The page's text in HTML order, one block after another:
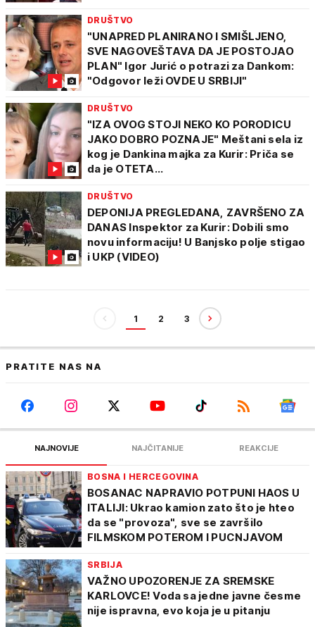
DRUŠTVO
"UNAPRED PLANIRANO I SMIŠLJENO,
SVE NAGOVEŠTAVA DA JE POSTOJAO
PLAN" Igor Jurić o potrazi za Dankom:
"Odgovor leži OVDE U SRBIJI"
DRUŠTVO
"IZA OVOG STOJI NEKO KO PORODICU
JAKO DOBRO POZNAJE" Meštani sela iz
kog je Dankina majka za Kurir: Priča se
da je OTETA...
DRUŠTVO
DEPONIJA PREGLEDANA, ZAVRŠENO ZA
DANAS Inspektor za Kurir: Dobili smo
novu informaciju! U Banjsko polje stigao
i UKP (VIDEO)
1 2 3
PRATITE NAS NA
NAJNOVIJE NAJČITANIJE REAKCIJE
BOSNA I HERCEGOVINA
BOSANAC NAPRAVIO POTPUNI HAOS U
ITALIJI: Ukrao kamion zato što je hteo
da se "provoza", sve se završilo
FILMSKOM POTEROM I PUCNJAVOM
SRBIJA
VAŽNO UPOZORENJE ZA SREMSKE
KARLOVCE! Voda sa jedne javne česme
nije ispravna, evo koja je u pitanju